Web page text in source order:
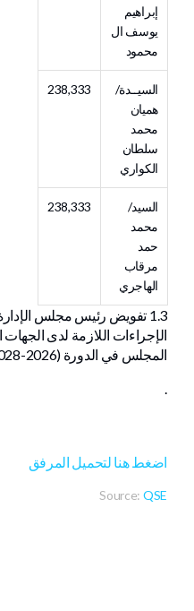
إبراهيم
يوسف ال
محمود
السيــدة/
هميان
محمد
سلطان
الكواري
238,333
السيد/
محمد
حمد
مرقاب
الهاجري
238,333
1.3 تفويض رئيس مجلس
الإجراءات اللازمة لدى
المجلس في الدورة (2026-2028)
.
اضغط هنا لتحميل المرفق
Source: QSE